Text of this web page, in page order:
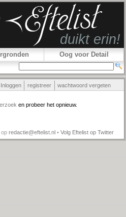
Oog voor Detail
Inloggen registreer wachtwoord vergeten
en probeer het opnieuw.
op redactie@eftelist.nl • Volg Eftelist op Twitter